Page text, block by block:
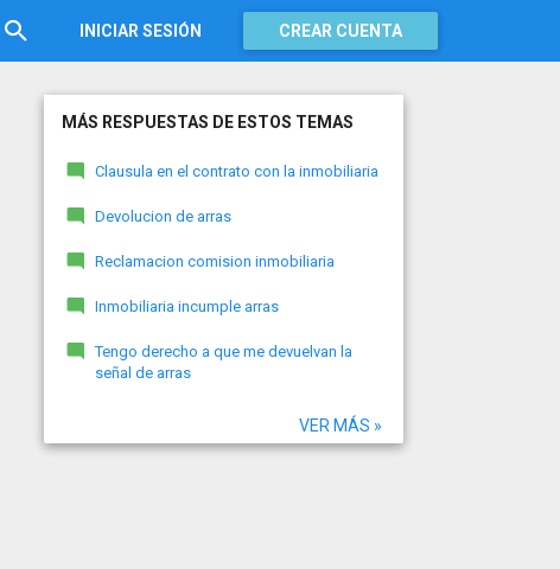
INICIAR SESIÓN CREAR CUENTA
MÁS RESPUESTAS DE ESTOS TEMAS
Clausula en el contrato con la inmobiliaria
Devolucion de arras
Reclamacion comision inmobiliaria
Inmobiliaria incumple arras
Tengo derecho a que me devuelvan la
señal de arras
VER MÁS »